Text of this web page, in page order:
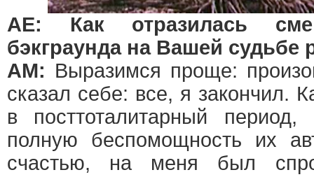
АЕ: Как отразилась
бэкграунда на Вашей судьбе
АМ: Выразимся проще:
сказал себе: все, я закончил.
в посттоталитарный период,
полную беспомощность их
счастью, на меня был